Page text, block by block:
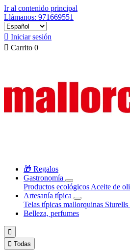
Ir al contenido principal
Llámanos: 971669551
 Iniciar sesión
 Carrito 0
🎁 Regalos
Gastronomía
Productos ecológicos Aceite de
Artesanía típica
Telas típicas mallorquinas Siurells
Belleza, perfumes

 Todas